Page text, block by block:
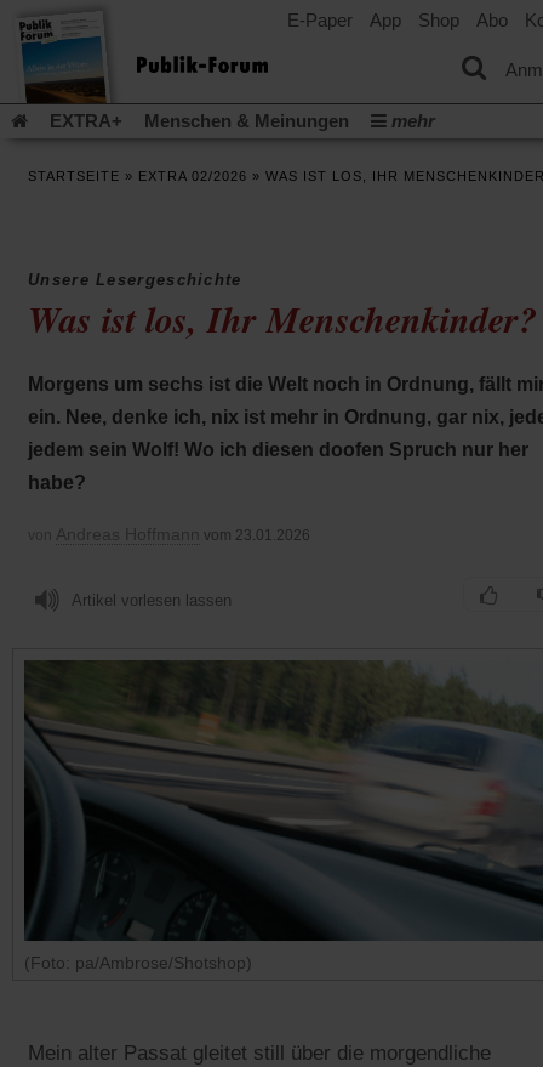
E-Paper App Shop Abo
EXTRA+ Menschen & Meinungen
mehr
Publik-Forum Archiv
Leserinitiative Publik-Forum e.V.
Urlaub und Nichtstun (Öffnet
neuen
Tab)
Gefährlicher Reichtum(Öffnet
neuen
Tab)
Krieg in
in
neuen
Tab)
Krieg und Frieden(Öffnet
in
neuen
Gott neu denken Krieg in der Ukraine
in
Flucht und Migration
Video-Podcast »Veranstaltungen«
Podcast »Veranstaltungen«
Schriftgröße ändern:
STARTSEITE » EXTRA 02/2026 » WAS IST LOS, IHR
Unsere Lesergeschichte
Was ist los, Ihr Menschenkinder?
Morgens um sechs ist die Welt noch in Ordnung, fällt
ein. Nee, denke ich, nix ist mehr in Ordnung, gar nix,
jedem sein Wolf! Wo ich diesen doofen Spruch nur her
habe?
von Andreas Hoffmann vom 23.01.2026
Artikel vorlesen lassen
(Foto: pa/Ambrose/Shotshop)
Mein alter Passat gleitet still über die morgendliche